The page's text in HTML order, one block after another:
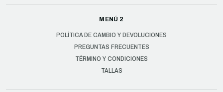
MENÚ 2
POLÍTICA DE CAMBIO Y DEVOLUCIONES
PREGUNTAS FRECUENTES
TÉRMINO Y CONDICIONES
TALLAS